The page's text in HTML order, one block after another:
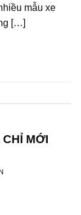
mẫu xe
[…]
MỚI